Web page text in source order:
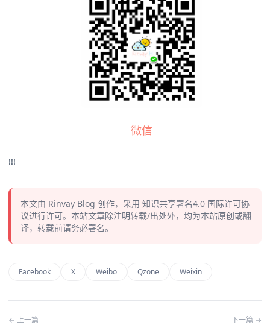
微信
!!!
本文由 Rinvay Blog 创作，采用 知识共享署名4.0 国际许可协
议进行许可。本站文章除注明转载/出处外，均为本站原创或翻
译，转载前请务必署名。
Facebook X Weibo Qzone Weixin
← 上一篇 下一篇 →